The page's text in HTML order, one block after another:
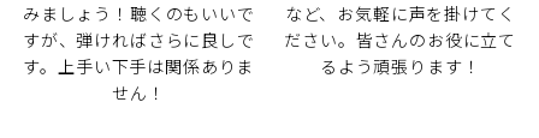
みましょう！聴くのもいいで
すが、弾ければさらに良しで
す。上手い下手は関係ありま
せん！
など、お気軽に声を掛けてく
ださい。皆さんのお役に立て
るよう頑張ります！